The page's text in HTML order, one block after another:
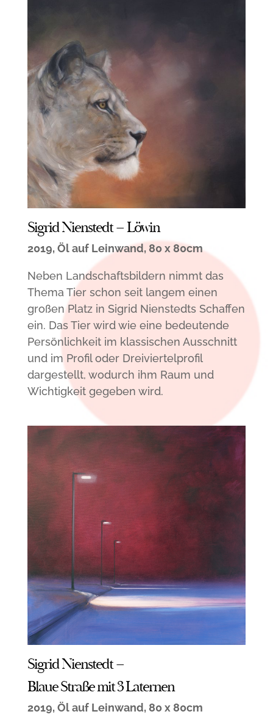
Sigrid Nienstedt – Löwin
2019, Öl auf Leinwand, 80 x 80cm
Neben Landschaftsbildern nimmt das
Thema Tier schon seit langem einen
großen Platz in Sigrid Nienstedts Schaffen
ein. Das Tier wird wie eine bedeutende
Persönlichkeit im klassischen Ausschnitt
und im Profil oder Dreiviertelprofil
dargestellt, wodurch ihm Raum und
Wichtigkeit gegeben wird.
Sigrid Nienstedt –
Blaue Straße mit 3 Laternen
2019, Öl auf Leinwand, 80 x 80cm